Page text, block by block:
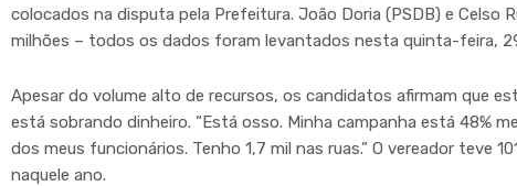
colocados na disputa pela Prefeitura. João Doria (PSDB) e Celso
milhões – todos os dados foram levantados nesta quinta-feira,
Apesar do volume alto de recursos, os candidatos afirmam que
está sobrando dinheiro. “Está osso. Minha campanha está 48%
dos meus funcionários. Tenho 1,7 mil nas ruas.” O vereador teve
naquele ano.